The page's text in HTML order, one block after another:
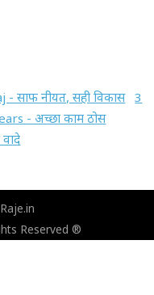
- साफ नीयत, सही विकास 3
- अच्छा काम ठोस
Reserved ®